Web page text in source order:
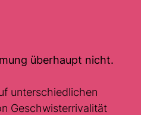
überhaupt nicht.
unterschiedlichen
Geschwisterrivalität